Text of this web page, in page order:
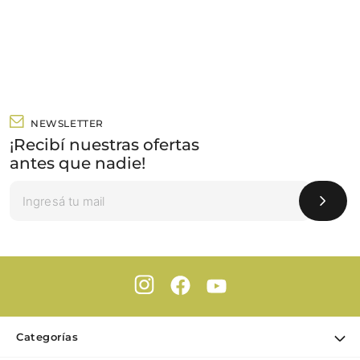
NEWSLETTER
¡Recibí nuestras ofertas
antes que nadie!
Categorías